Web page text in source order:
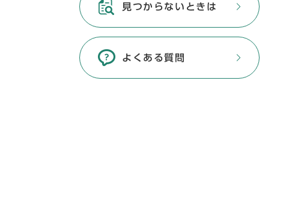
見つからないときは
よくある質問